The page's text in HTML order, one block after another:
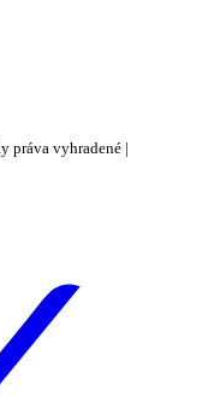
práva vyhradené |